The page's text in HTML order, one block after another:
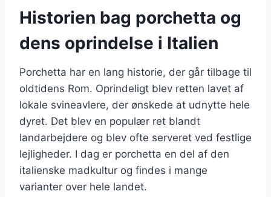
Historien bag porchetta og
dens oprindelse i Italien
Porchetta har en lang historie, der går tilbage til
oldtidens Rom. Oprindeligt blev retten lavet af
lokale svineavlere, der ønskede at udnytte hele
dyret. Det blev en populær ret blandt
landarbejdere og blev ofte serveret ved festlige
lejligheder. I dag er porchetta en del af den
italienske madkultur og findes i mange
varianter over hele landet.